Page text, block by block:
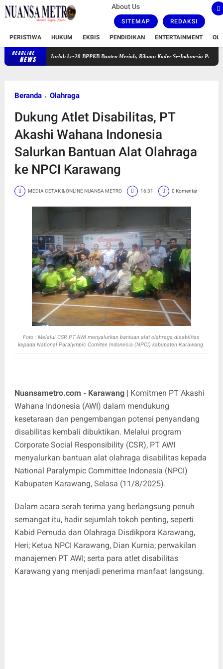
About Us
SITEMAP REDAKSI
PERISTIWA HUKUM EKBIS PENDIDIKAN ENTERTAINMENT
HEADLINE
NEWS
Harlah ke-28 BPPKB Banten Meriah, Ribuan Kader Se-Indonesia Padati GOR Pakansari
Beranda Olahraga
Dukung Atlet Disabilitas, PT
Akashi Wahana Indonesia
Salurkan Bantuan Alat Olahraga
ke NPCI Karawang
MEDIA CETAK & ONLINE NUANSA METRO 16:31 0 Komentar
Foto : Melalui CSR PT AWI menyalurkan bantuan alat olahraga disabilitas
kepada National Paralympic Comitee Indonesia (NPCI) kabupaten Karawang.
Nuansametro.com - Karawang | Komitmen PT Akashi
Wahana Indonesia (AWI) dalam mendukung
kesetaraan dan pengembangan potensi penyandang
disabilitas kembali dibuktikan. Melalui program
Corporate Social Responsibility (CSR), PT AWI
menyalurkan bantuan alat olahraga disabilitas kepada
National Paralympic Committee Indonesia (NPCI)
Kabupaten Karawang, Selasa (11/8/2025).
Dalam acara serah terima yang berlangsung penuh
semangat itu, hadir sejumlah tokoh penting, seperti
Kabid Pemuda dan Olahraga Disdikpora Karawang,
Heri; Ketua NPCI Karawang, Dian Kurnia; perwakilan
manajemen PT AWI; serta para atlet disabilitas
Karawang yang menjadi penerima manfaat langsung.